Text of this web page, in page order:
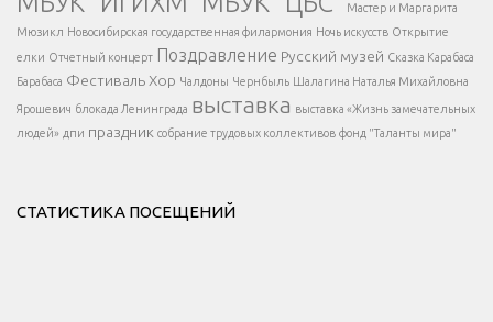
</button >
</div >
Мастер и Маргарита
Мюзикл Новосибирская государственная филармония Ночь искусств Открытие
елки Отчетный концерт Поздравление Русский музей Сказка Карабаса
Барабаса Фестиваль Хор Чалдоны Чернбыль Шалагина Наталья Михайловна
Ярошевич блокада Ленинграда выставка выставка «Жизнь замечательных
людей» дпи праздник собрание трудовых коллективов фонд "Таланты мира"
СТАТИСТИКА ПОСЕЩЕНИЙ